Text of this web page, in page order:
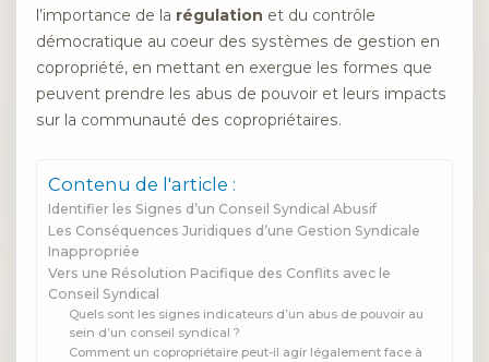
l’importance de la régulation et du contrôle
démocratique au coeur des systèmes de gestion en
copropriété, en mettant en exergue les formes que
peuvent prendre les abus de pouvoir et leurs impacts
sur la communauté des copropriétaires.
Contenu de l'article :
Identifier les Signes d’un Conseil Syndical Abusif
Les Conséquences Juridiques d’une Gestion Syndicale
Inappropriée
Vers une Résolution Pacifique des Conflits avec le
Conseil Syndical
Quels sont les signes indicateurs d’un abus de pouvoir au
sein d’un conseil syndical ?
Comment un copropriétaire peut-il agir légalement face à